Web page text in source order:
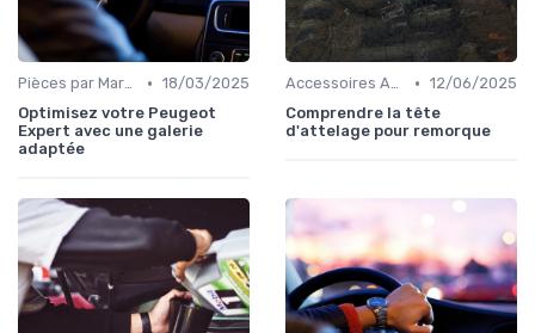
Pièces par Marque de Voiture • 18/03/2025
Optimisez votre Peugeot
Expert avec une galerie
adaptée
Accessoires Auto • 12/06/2025
Comprendre la tête
d'attelage pour remorque